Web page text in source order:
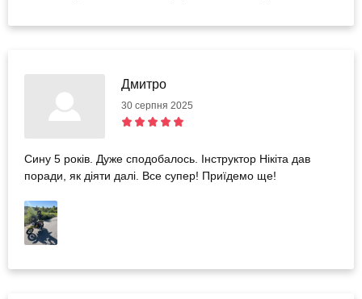
Дмитро
30 серпня 2025
Сину 5 років. Дуже сподобалось. Інструктор Нікіта дав
поради, як діяти далі. Все супер! Приїдемо ще!